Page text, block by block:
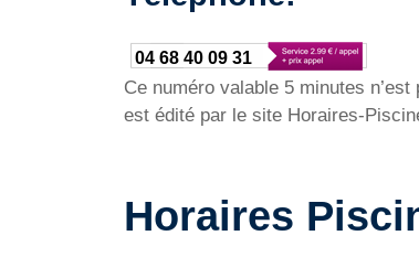
04 68 40 09 31
Ce numéro valable 5 minutes
est édité par le site Horaires-
Horaires